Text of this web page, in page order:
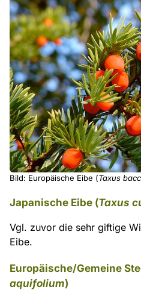
Bild: Europäische Eibe (Taxus
Japanische Eibe (Taxus
Vgl. zuvor die sehr giftige
Eibe.
Europäische/Gemeine
aquifolium)